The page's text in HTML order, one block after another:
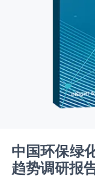
中国环保绿
趋势调研报